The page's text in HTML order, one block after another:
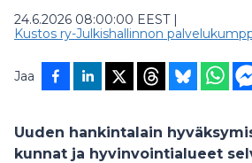
24.6.2026 08:00:00 EEST|
Kustos ry-Julkishallinnon
Jaa
Uuden hankintalain
kunnat ja hyvinvointialueet